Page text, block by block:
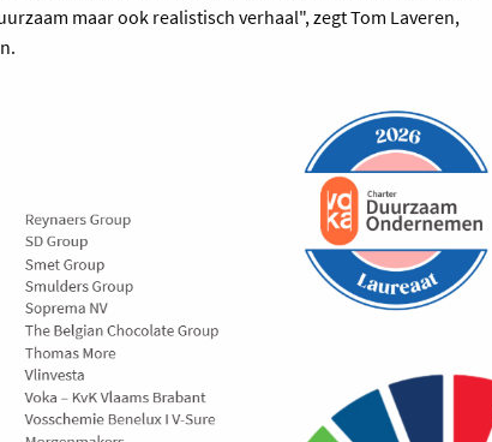
maar ook realistisch verhaal", zegt Tom Laveren,